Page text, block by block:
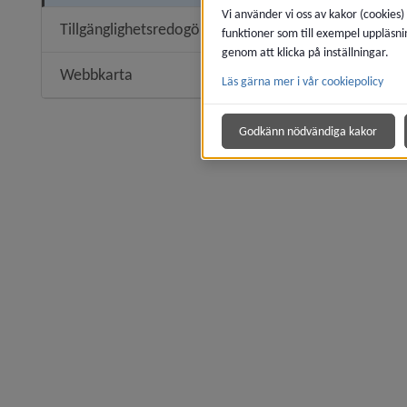
Tillgänglighetsredogörelse
Webbkarta
Vi använder vi oss av kakor
funktioner som till exempel
genom att klicka på inställningar.
Läs gärna mer i vår cookiepolicy
Godkänn nödvändiga kakor